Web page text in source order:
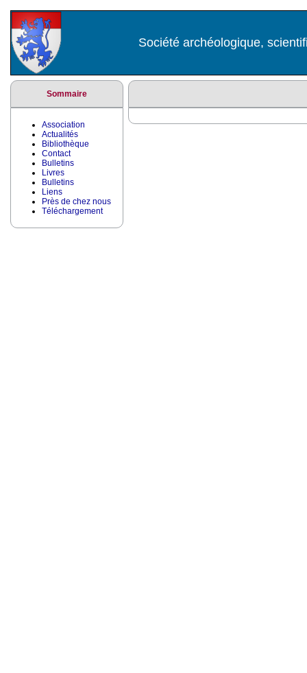
Société archéologique,
Sommaire
Association
Actualités
Bibliothèque
Contact
Bulletins
Livres
Bulletins
Liens
Près de chez nous
Téléchargement